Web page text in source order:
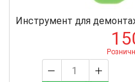
Инструмент для